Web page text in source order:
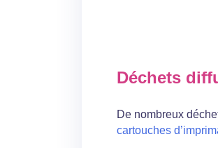
Déchets
De nombreux
cartouches